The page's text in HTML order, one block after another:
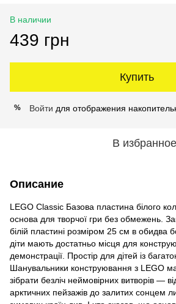
В наличии
439 грн
Купить
% Войти для отображения
В избранное
Описание
LEGO Classic Базова пластина білого
основа для творчої гри без обмежень.
білій пластині розміром 25 см в обидва
діти мають достатньо місця для
демонстрації. Простір для дітей із
Шанувальники конструювання з LEGO
зібрати безліч неймовірних витворів —
арктичних пейзажів до залитих сонцем